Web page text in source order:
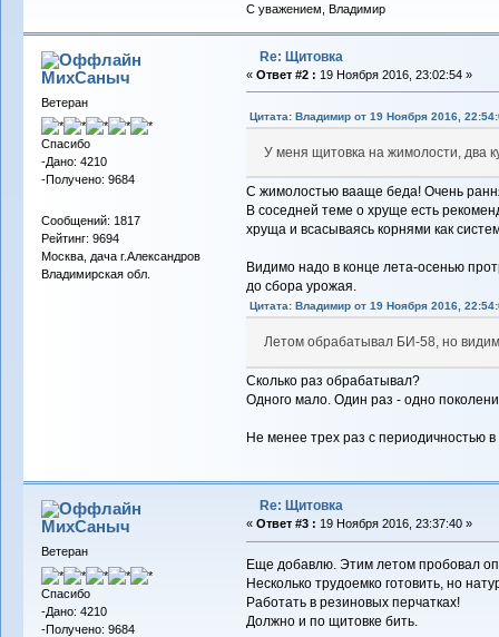
С уважением, Владимир
МихСаныч
Ветеран
Спасибо
-Дано: 4210
-Получено: 9684
Сообщений: 1817
Рейтинг: 9694
Москва, дача г.Александров
Владимирская обл.
Re: Щитовка
« Ответ #2 : 19 Ноября 2016, 23:02:54 »
Цитата: Владимиp от 19 Ноября 2016,
У меня щитовка на жимолости, два
С жимолостью вааще беда! Очень
В соседней теме о хруще есть
хруща и всасываясь корнями как
Видимо надо в конце лета-осенью
до сбора урожая.
Цитата: Владимиp от 19 Ноября 2016,
Летом обрабатывал БИ-58, но
Сколько раз обрабатывал?
Одного мало. Один раз - одно
Не менее трех раз с периодичностью
МихСаныч
Ветеран
Спасибо
-Дано: 4210
-Получено: 9684
Re: Щитовка
« Ответ #3 : 19 Ноября 2016, 23:37:40 »
Еще добавлю. Этим летом пробовал
Несколько трудоемко готовить, но
Работать в резиновых перчатках!
Должно и по щитовке бить.